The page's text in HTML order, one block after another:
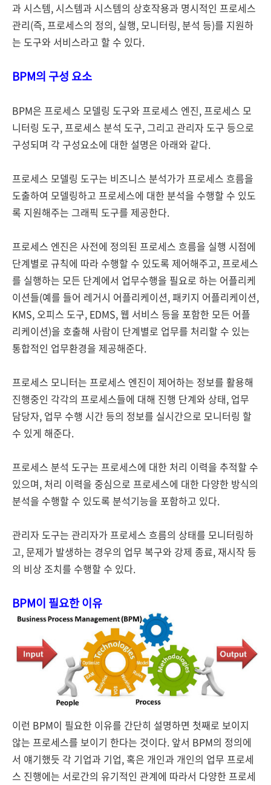
과 시스템, 시스템과 시스템의 상호작용과 명시적인 프로세스
관리(즉, 프로세스의 정의, 실행, 모니터링, 분석 등)를 지원하
는 도구와 서비스라고 할 수 있다.
BPM의 구성 요소
BPM은 프로세스 모델링 도구와 프로세스 엔진, 프로세스 모
니터링 도구, 프로세스 분석 도구, 그리고 관리자 도구 등으로
구성되며 각 구성요소에 대한 설명은 아래와 같다.
프로세스 모델링 도구는 비즈니스 분석가가 프로세스 흐름을
도출하여 모델링하고 프로세스에 대한 분석을 수행할 수 있도
록 지원해주는 그래픽 도구를 제공한다.
프로세스 엔진은 사전에 정의된 프로세스 흐름을 실행 시점에
단계별로 규칙에 따라 수행할 수 있도록 제어해주고, 프로세스
를 실행하는 모든 단계에서 업무수행을 필요로 하는 어플리케
이션들(예를 들어 레거시 어플리케이션, 패키지 어플리케이션,
KMS, 오피스 도구, EDMS, 웹 서비스 등을 포함한 모든 어플
리케이션)을 호출해 사람이 단계별로 업무를 처리할 수 있는
통합적인 업무환경을 제공해준다.
프로세스 모니터는 프로세스 엔진이 제어하는 정보를 활용해
진행중인 각각의 프로세스들에 대해 진행 단계와 상태, 업무
담당자, 업무 수행 시간 등의 정보를 실시간으로 모니터링 할
수 있게 해준다.
프로세스 분석 도구는 프로세스에 대한 처리 이력을 추적할 수
있으며, 처리 이력을 중심으로 프로세스에 대한 다양한 방식의
분석을 수행할 수 있도록 분석기능을 포함하고 있다.
관리자 도구는 관리자가 프로세스 흐름의 상태를 모니터링하
고, 문제가 발생하는 경우의 업무 복구와 강제 종료, 재시작 등
의 비상 조치를 수행할 수 있다.
BPM이 필요한 이유
이런 BPM이 필요한 이유를 간단히 설명하면 첫째로 보이지
않는 프로세스를 보이기 한다는 것이다. 앞서 BPM의 정의에
서 얘기했듯 각 기업과 기업, 혹은 개인과 개인의 업무 프로세
스 진행에는 서로간의 유기적인 관계에 따라서 다양한 프로세